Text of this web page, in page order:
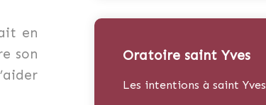
en
son
Oratoire saint Yves
Les intentions à saint Yves